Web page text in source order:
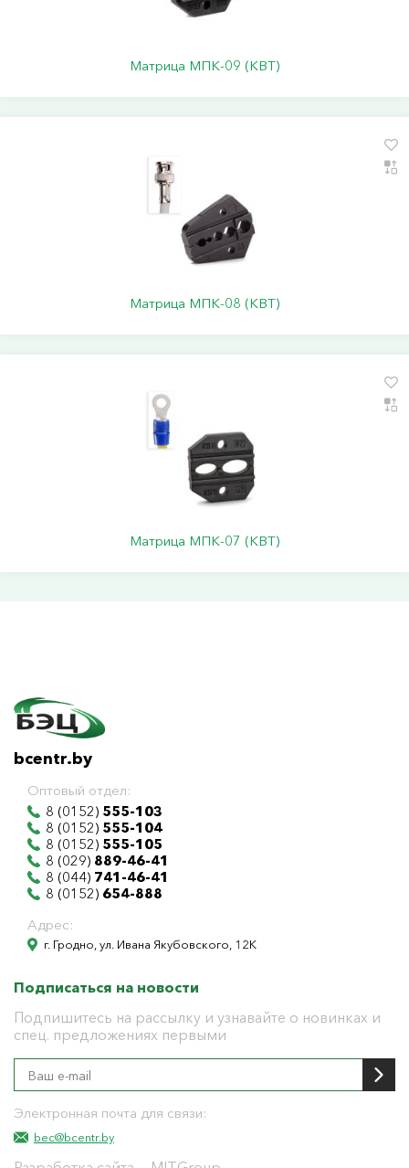
Матрица МПК-09 (КВТ)
Матрица МПК-08 (КВТ)
Матрица МПК-07 (КВТ)
bcentr.by
Оптовый отдел:
8 (0152) 555-103
8 (0152) 555-104
8 (0152) 555-105
8 (029) 889-46-41
8 (044) 741-46-41
8 (0152) 654-888
Адрес:
г. Гродно, ул. Ивана Якубовского, 12К
Подписаться на новости
Подпишитесь на рассылку и узнавайте о новинках и
спец. предложениях первыми
Электронная почта для связи:
bec@bcentr.by